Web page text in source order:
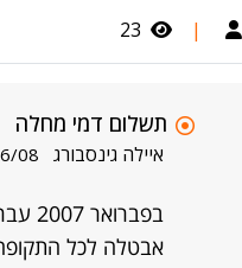
|
23
תשלום דמי מחלה
איילה גינסבורג 08